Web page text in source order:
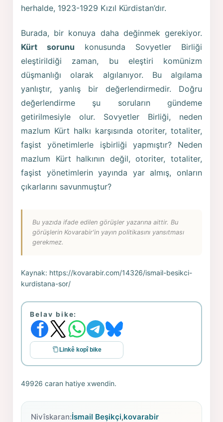
herhalde, 1923-1929 Kızıl Kürdistan’dır.
Burada, bir konuya daha değinmek gerekiyor.
Kürt sorunu konusunda Sovyetler Birliği
eleştirildiği zaman, bu eleştiri komünizm
düşmanlığı olarak algılanıyor. Bu algılama
yanlıştır, yanlış bir değerlendirmedir. Doğru
değerlendirme şu soruların gündeme
getirilmesiyle olur. Sovyetler Birliği, neden
mazlum Kürt halkı karşısında otoriter, totaliter,
faşist yönetimlerle işbirliği yapmıştır? Neden
mazlum Kürt halkının değil, otoriter, totaliter,
faşist yönetimlerin yayında yar almış, onların
çıkarlarını savunmuştur?
Bu yazıda ifade edilen görüşler yazarına aittir. Bu
görüşlerin Kovarabir'in yayın politikasını yansıtması
gerekmez.
Kaynak: https://kovarabir.com/14326/ismail-besikci-
kurdistana-sor/
Belav bike:
Linkê kopî bike
49926 caran hatiye xwendin.
Nivîskaran:İsmail Beşikçi,kovarabir